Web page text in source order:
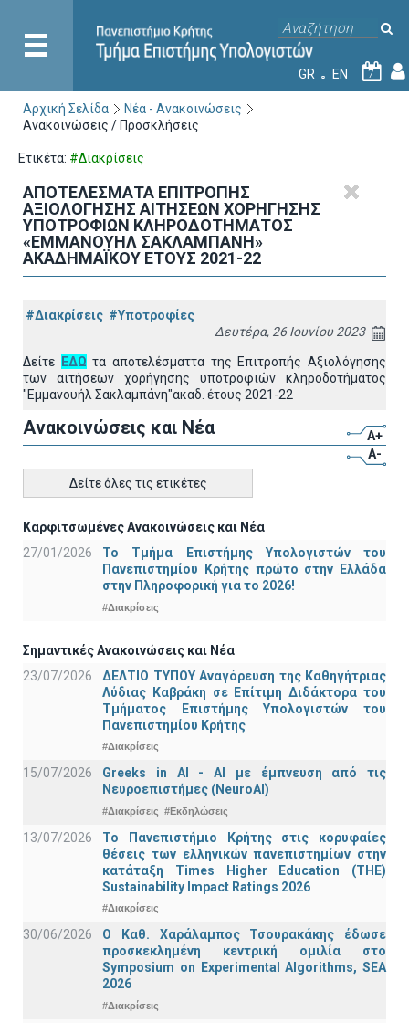
GR EN 7
Αρχική Σελίδα
Νέα - Ανακοινώσεις
Ανακοινώσεις / Προσκλήσεις
Ετικέτα: #Διακρίσεις
ΑΠΟΤΕΛΕΣΜΑΤΑ ΕΠΙΤΡΟΠΗΣ
ΑΞΙΟΛΟΓΗΣΗΣ ΑΙΤΗΣΕΩΝ ΧΟΡΗΓΗΣΗΣ
ΥΠΟΤΡΟΦΙΩΝ ΚΛΗΡΟΔΟΤΗΜΑΤΟΣ
«ΕΜΜΑΝΟΥΗΛ ΣΑΚΛΑΜΠΑΝΗ»
ΑΚΑΔΗΜΑΪΚΟΥ ΕΤΟΥΣ 2021-22
#Διακρίσεις #Υποτροφίες
Δευτέρα, 26 Ιουνίου 2023
Δείτε ΕΔΩ τα αποτελέσματτα της Επιτροπής Αξιολόγησης
των αιτήσεων χορήγησης υποτροφιών κληροδοτήματος
"Εμμανουήλ Σακλαμπάνη"ακαδ. έτους 2021-22
Ανακοινώσεις και Νέα
A+
A-
Δείτε όλες τις ετικέτες
Καρφιτσωμένες Ανακοινώσεις και Νέα
27/01/2026
Το Τμήμα Επιστήμης Υπολογιστών του
Πανεπιστημίου Κρήτης πρώτο στην Ελλάδα
στην Πληροφορική για το 2026!
#Διακρίσεις
Σημαντικές Ανακοινώσεις και Νέα
23/07/2026
ΔΕΛΤΙΟ ΤΥΠΟΥ Αναγόρευση της Καθηγήτριας
Λύδιας Καβράκη σε Επίτιμη Διδάκτορα του
Τμήματος Επιστήμης Υπολογιστών του
Πανεπιστημίου Κρήτης
#Διακρίσεις
15/07/2026
Greeks in AI - ΑΙ με έμπνευση από τις
Νευροεπιστήμες (NeuroAI)
#Διακρίσεις #Εκδηλώσεις
13/07/2026
Το Πανεπιστήμιο Κρήτης στις κορυφαίες
θέσεις των ελληνικών πανεπιστημίων στην
κατάταξη Times Higher Education (ΤΗΕ)
Sustainability Impact Ratings 2026
#Διακρίσεις
30/06/2026
Ο Καθ. Χαράλαμπος Τσουρακάκης έδωσε
προσκεκλημένη κεντρική ομιλία στο
Symposium on Experimental Algorithms, SEA
2026
#Διακρίσεις